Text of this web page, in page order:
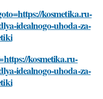
kosmetika.ru-
idealnogo-uhoda-za-
kosmetika.ru-
idealnogo-uhoda-za-